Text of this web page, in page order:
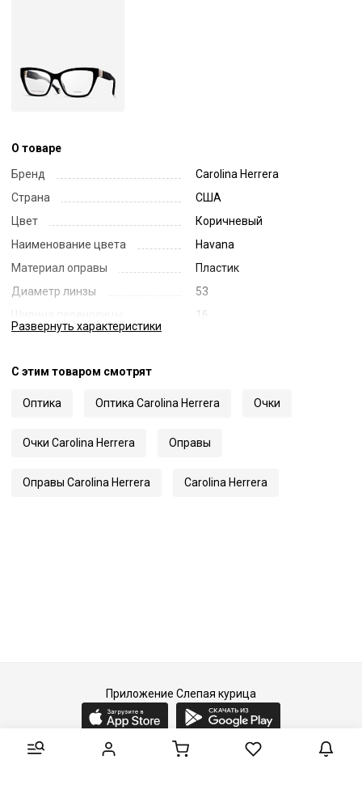
О товаре
Бренд
Carolina Herrera
Страна
США
Цвет
Коричневый
Наименование цвета
Havana
Материал оправы
Пластик
Диаметр линзы
53
16
Развернуть характеристики
С этим товаром смотрят
Оптика Оптика Carolina Herrera Очки
Очки Carolina Herrera Оправы
Оправы Carolina Herrera Carolina Herrera
Приложение Слепая курица
2015-2026 © Слепая курица - fashion concept store.